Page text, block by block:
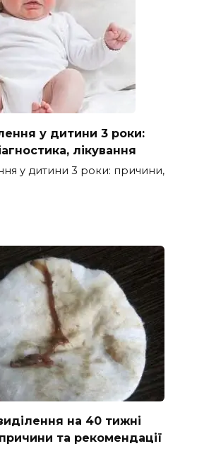
у дитини 3 роки:
лікування
у дитини 3 роки: причини,
на 40 тижні
причини та рекомендації